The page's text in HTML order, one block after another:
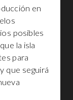
en
posibles
la isla
para
que seguirá